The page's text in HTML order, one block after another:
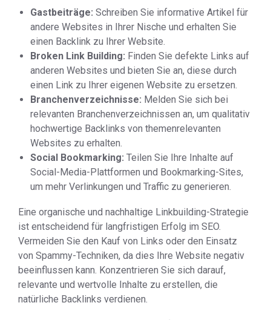
Gastbeiträge: Schreiben Sie informative Artikel für
andere Websites in Ihrer Nische und erhalten Sie
einen Backlink zu Ihrer Website.
Broken Link Building: Finden Sie defekte Links auf
anderen Websites und bieten Sie an, diese durch
einen Link zu Ihrer eigenen Website zu ersetzen.
Branchenverzeichnisse: Melden Sie sich bei
relevanten Branchenverzeichnissen an, um qualitativ
hochwertige Backlinks von themenrelevanten
Websites zu erhalten.
Social Bookmarking: Teilen Sie Ihre Inhalte auf
Social-Media-Plattformen und Bookmarking-Sites,
um mehr Verlinkungen und Traffic zu generieren.
Eine organische und nachhaltige Linkbuilding-Strategie
ist entscheidend für langfristigen Erfolg im SEO.
Vermeiden Sie den Kauf von Links oder den Einsatz
von Spammy-Techniken, da dies Ihre Website negativ
beeinflussen kann. Konzentrieren Sie sich darauf,
relevante und wertvolle Inhalte zu erstellen, die
natürliche Backlinks verdienen.